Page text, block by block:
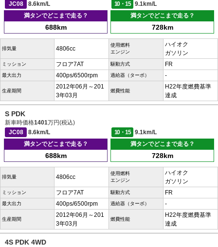
JC08
8.6km/L 10・15
9.1km/L
満タンでどこまで走る？
688km
満タンでどこまで走る？
728km
排気量 4806cc
使用燃料
エンジン
ハイオク
ガソリン
ミッション フロア7AT 駆動方式 FR
最大出力 400ps/6500rpm 過給器（ターボ） -
生産期間
2012年06月～201
3年03月
燃費性能
H22年度燃費基準
達成
S PDK
新車時価格1401万円(税込)
JC08
8.6km/L 10・15
9.1km/L
満タンでどこまで走る？
688km
満タンでどこまで走る？
728km
排気量 4806cc
使用燃料
エンジン
ハイオク
ガソリン
ミッション フロア7AT 駆動方式 FR
最大出力 400ps/6500rpm 過給器（ターボ） -
生産期間
2012年06月～201
3年03月
燃費性能
H22年度燃費基準
達成
4S PDK 4WD